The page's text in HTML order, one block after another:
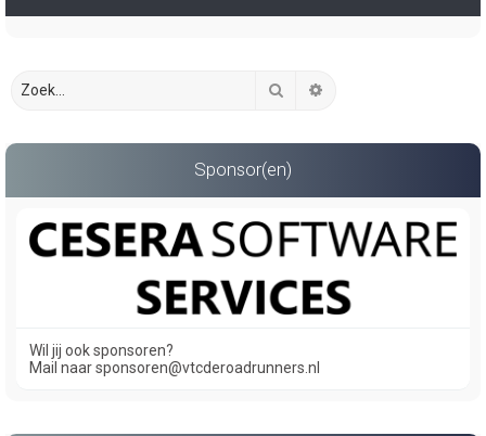
Zoek
Sponsor(en)
Wil jij ook sponsoren?
Mail naar sponsoren@vtcderoadrunners.nl